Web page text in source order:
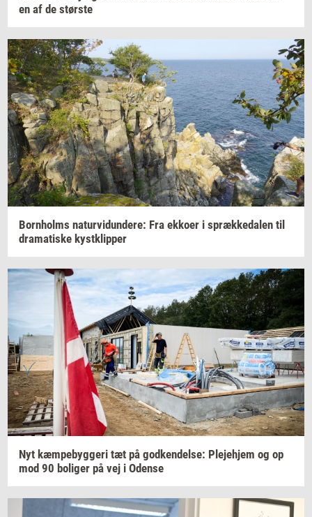
en af de stør­ste
Born­holms na­tur­vi­dun­de­re: Fra ek­ko­er i spræk­ke­da­len til
dra­ma­ti­ske kyst­klip­per
Nyt kæm­pe­byg­ge­ri tæt på god­ken­del­se: Ple­je­hjem og op
mod 90 bo­li­ger på vej i Oden­se